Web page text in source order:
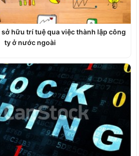
sở hữu trí tuệ qua việc thành lập công
ty ở nước ngoài